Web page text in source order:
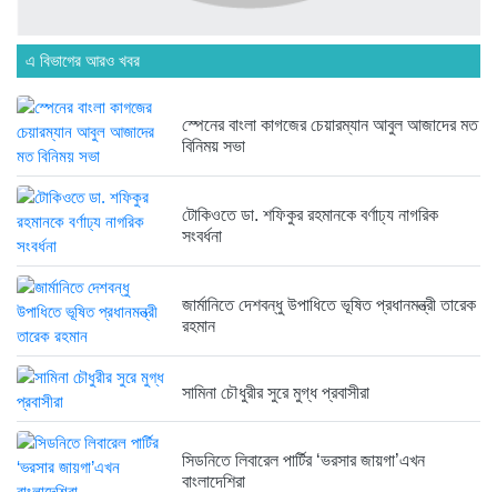
৬ দিন আগে
রাজনৈতিক লড়াইয়ে জিততে হলে সাংস্কৃতিক...
১ সপ্তাহ আগে
এ বিভাগের আরও খবর
স্পেনের বাংলা কাগজের চেয়ারম্যান আবুল আজাদের মত
বিনিময় সভা
টোকিওতে ডা. শফিকুর রহমানকে বর্ণাঢ্য নাগরিক
সংবর্ধনা
জার্মানিতে দেশবন্ধু উপাধিতে ভূষিত প্রধানমন্ত্রী তারেক
রহমান
সামিনা চৌধুরীর সুরে মুগ্ধ প্রবাসীরা
সিডনিতে লিবারেল পার্টির ‘ভরসার জায়গা’এখন
বাংলাদেশিরা